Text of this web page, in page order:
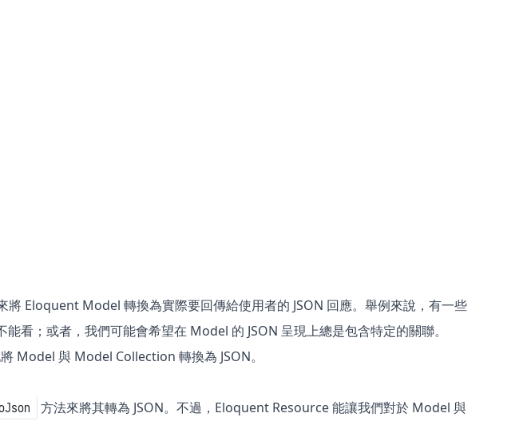
將 Eloquent Model 轉換為實際要回傳給使用者的 JSON 回應。舉例來說，有一些
看；或者，我們可能會希望在 Model 的 JSON 呈現上總是包含特定的關聯。
Model 與 Model Collection 轉換為 JSON。
方法來將其轉為 JSON。不過，Eloquent Resource 能讓我們對於 Model 與